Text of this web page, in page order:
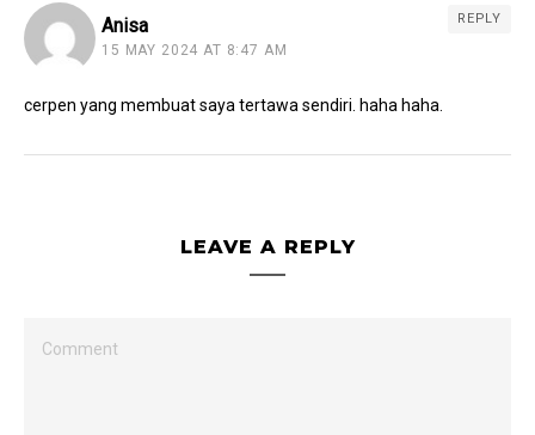
Anisa
15 MAY 2024 AT 8:47 AM
REPLY
cerpen yang membuat saya tertawa sendiri. haha haha.
LEAVE A REPLY